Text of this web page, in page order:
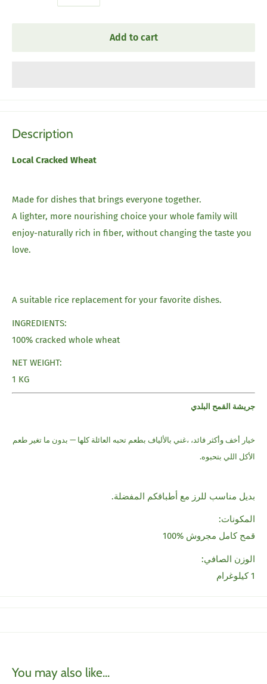
Add to cart
Description
Local Cracked Wheat
Made for dishes that brings everyone together.
A lighter, more nourishing choice your whole family will
enjoy-naturally rich in fiber, without changing the taste you
love.
A suitable rice replacement for your favorite dishes.
INGREDIENTS:
100% cracked whole wheat
NET WEIGHT:
1 KG
جريشة القمح البلدي
خيار أخف وأكثر فائد، ،غني بالألياف بطعم تحبه العائلة كلها — بدون ما تغير طعم
الأكل اللي بتحبوه.
بديل مناسب للرز مع أطباقكم المفضلة.
المكونات:
قمح كامل مجروش %100
الوزن الصافي:
1 كيلوغرام
You may also like...